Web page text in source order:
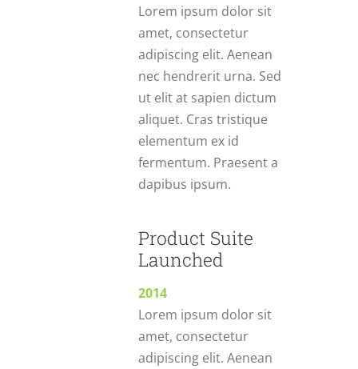
Lorem ipsum dolor sit
amet, consectetur
adipiscing elit. Aenean
nec hendrerit urna. Sed
ut elit at sapien dictum
aliquet. Cras tristique
elementum ex id
fermentum. Praesent a
dapibus ipsum.
Product Suite
Launched
2014
Lorem ipsum dolor sit
amet, consectetur
adipiscing elit. Aenean